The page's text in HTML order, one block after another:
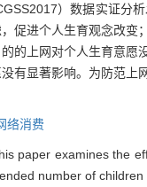
）数据实证分
促进个人生育观念改
的上网对个人生育意
有显著影响。为防范
络消费
paper examines the
number of